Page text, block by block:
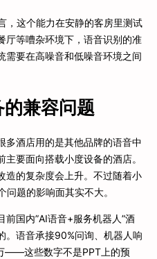
，这个能力在安静的客房里测试
厅等嘈杂环境下，语音识别的准
需要在高噪音和低噪音环境之间
兼容问题
多酒店用的是其他品牌的语音中
要面向搭载小度设备的酒店。
造的复杂度会上升。不过随着小
题的影响面其实不大。
前国内”AI语音+服务机器人”酒
。语音承接90%问询、机器人响
——这些数字不是PPT上的预